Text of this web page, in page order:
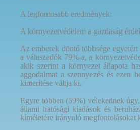
A legfontosabb eredmények:
A környezetvédelem a gazdaság
Az emberek döntő többsége
a válaszadók 79%-a, a
akik szerint a környezet állapota
aggodalmat a szennyezés és ezen
kimerítése váltja ki.
Egyre többen (59%) vélekednek
állami hatósági kiadások és
kíméletére irányuló megfontolásokat